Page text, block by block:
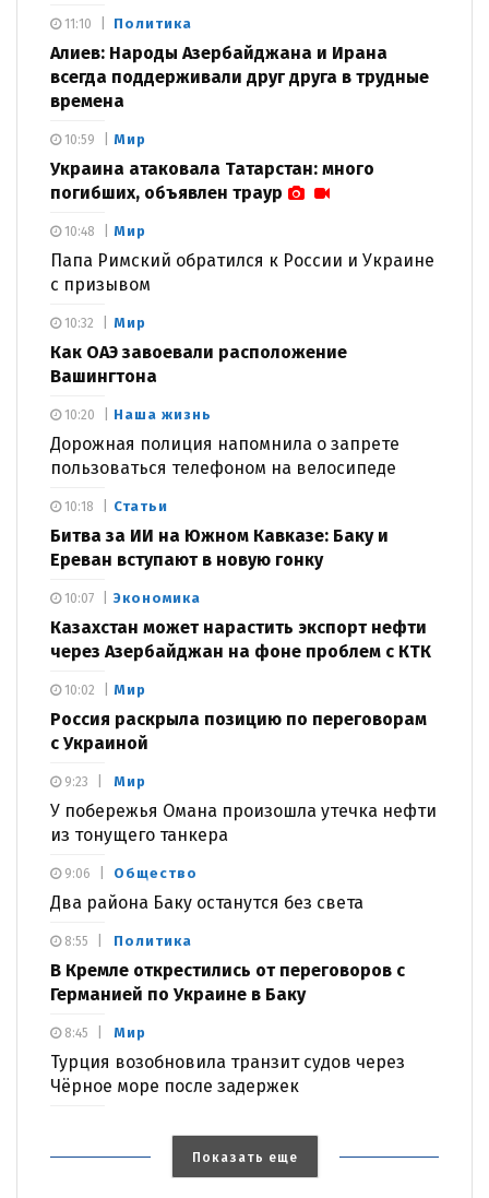
Политика
Алиев: Народы Азербайджана и Ирана
всегда поддерживали друг друга в трудные
времена
11:10
Мир
Украина атаковала Татарстан: много
погибших, объявлен траур
10:59
Мир
Папа Римский обратился к России и Украине
с призывом
10:48
Мир
Как ОАЭ завоевали расположение
Вашингтона
10:32
Наша жизнь
Дорожная полиция напомнила о запрете
пользоваться телефоном на велосипеде
10:20
Статьи
Битва за ИИ на Южном Кавказе: Баку и
Ереван вступают в новую гонку
10:18
Экономика
Казахстан может нарастить экспорт нефти
через Азербайджан на фоне проблем с КТК
10:07
Мир
Россия раскрыла позицию по переговорам
с Украиной
10:02
Мир
У побережья Омана произошла утечка нефти
из тонущего танкера
9:23
Общество
Два района Баку останутся без света
9:06
Политика
В Кремле открестились от переговоров с
Германией по Украине в Баку
8:55
Мир
Турция возобновила транзит судов через
Чёрное море после задержек
8:45
Показать еще